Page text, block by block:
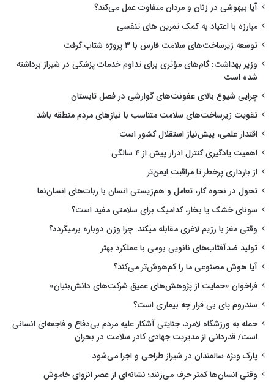
آیا بیهوشی در زنان و مردان متفاوت عمل می‌کند؟
مبارزه با اعتیاد به کمک تمرین های تنفسی
توسعه زیرساخت‌های سلامت فارس با ۳ پروژه شتاب گرفت
وزیر بهداشت: گام‌های مؤثری برای تداوم خدمات پزشکی در شیراز برداشته
شده است
چرایی شیوع بالای عفونت‌های گوارشی در فصل تابستان
تقویت زیرساخت‌های سلامت متناسب با نیازهای مردم منطقه باشد
اقتدار علمی، پیش‌نیاز استقلال کشور است
اهمیت یادگیری کنترل ادرار پیش از ۴ سالگی
از بارداری پرخطر تا مراقبت ایمن‌تر
تحول در نحوه کار، تعامل و هم‌زیستی انسان با ربات‌های انسان‌نما
سونای خشک یا بخار، کدامیک برای سلامتی مفید است؟
وقتی مغز با رژیم لاغری مقابله میکند: چرا وزن دوباره برمیگردد؟
تولید ضدآفتاب‌های نانویی بومی با عملکرد بهتر
آیا هوش مصنوعی ما را کم‌هوش‌تر می‌کند؟
فراخوان «حمایت از پژوهش‌های عمیق شرکت‌های دانش‌بنیان»
سندروم پای بی قرار چه بیماری است؟
حمله به ورزشگاه لامرد، جنایتی آشکار علیه مردم بی‌دفاع و فاجعه‌ای انسانی
است/ قدردانی از مدیریت جهادی کادر سلامت در بحران
پارک ویژه سالمندان در شیراز طراحی و اجرا می‌شود
وقتی انسان‌ها کمتر حرف می‌زنند؛ نشانه‌ای از عصر انزوای خاموش